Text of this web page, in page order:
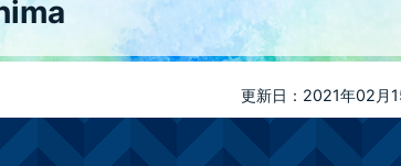
更新日：2021年02月